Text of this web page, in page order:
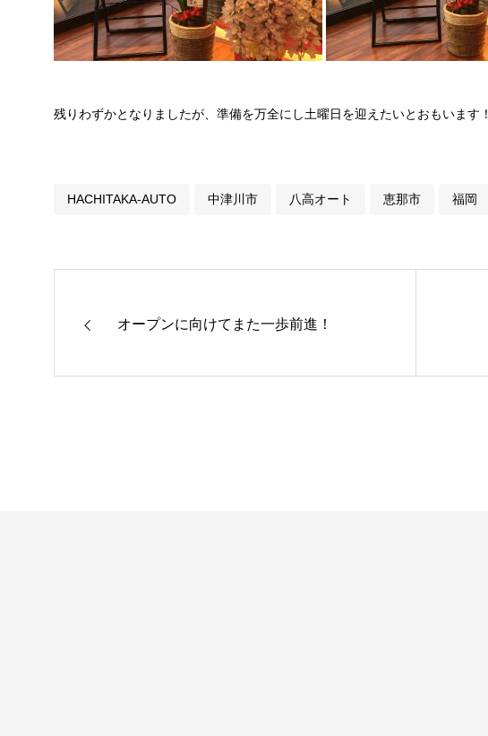
残りわずかとなりましたが、準備を万全にし土曜日を迎えたいとおもいます！
HACHITAKA-AUTO 中津川市 八高オート 恵那市 福岡
オープンに向けてまた一歩前進！